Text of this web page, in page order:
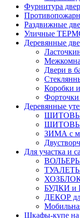
Фурнитура
Раздвижные
Уличные
Деревянные
Двери в
Коробки
Форточки
Деревянные
ЗИМА с
Для участка и
ТУАЛЕТЫ
БУДКИ и
ДЕКОР
Шкафы-купе на